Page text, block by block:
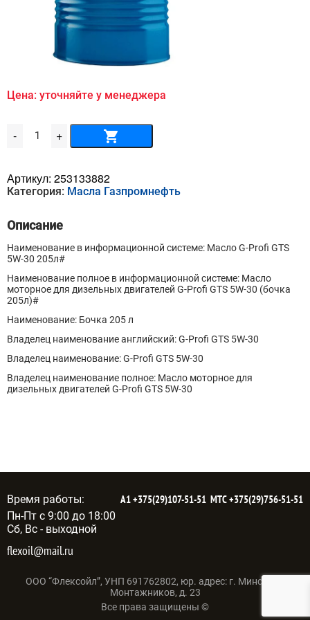
Цена: уточняйте у менеджера
- Количество
товара
Profi
GTS
5W-
+
Артикул: 253133882
Категория: Масла Газпромнефть
Описание
Наименование в информационной системе: Масло G-Profi GTS
5W-30 205л#
Наименование полное в информационной системе: Масло
моторное для дизельных двигателей G-Profi GTS 5W-30 (бочка
205л)#
Наименование: Бочка 205 л
Владелец наименование английский: G-Profi GTS 5W-30
Владелец наименование: G-Profi GTS 5W-30
Владелец наименование полное: Масло моторное для
дизельных двигателей G-Profi GTS 5W-30
flexoil@mail.ru
Время работы:
Пн-Пт с 9:00 до 18:00
Сб, Вс - выходной
А1+375(29)107-51-51 МТС+375(29)756-51-51
ООО “Флексойл”, УНП 691762802, юр. адрес: г. Минск, ул.
Монтажников, д. 23
Все права защищены ©